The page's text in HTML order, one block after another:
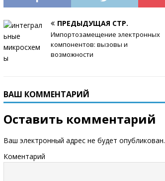
ПРЕДЫДУЩАЯ СТР.
Импортозамещение электронных
компонентов: вызовы и
возможности
ВАШ КОММЕНТАРИЙ
Оставить комментарий
Ваш электронный адрес не будет опубликован.
Коментарий